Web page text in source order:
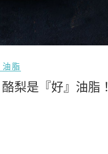
油脂
梨是『好』油脂！